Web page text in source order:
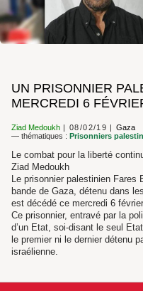
UN PRISONNIER
MERCREDI 6
Ziad Medoukh 08/02/19
Gaza
— thématiques : Prisonniers
Le combat pour la liberté
Ziad Medoukh
Le prisonnier palestinien
bande de Gaza, détenu dans
est décédé ce mercredi 6
Ce prisonnier, entravé par la
d’un Etat, soi-disant le seul
le premier ni le dernier détenu
israélienne.